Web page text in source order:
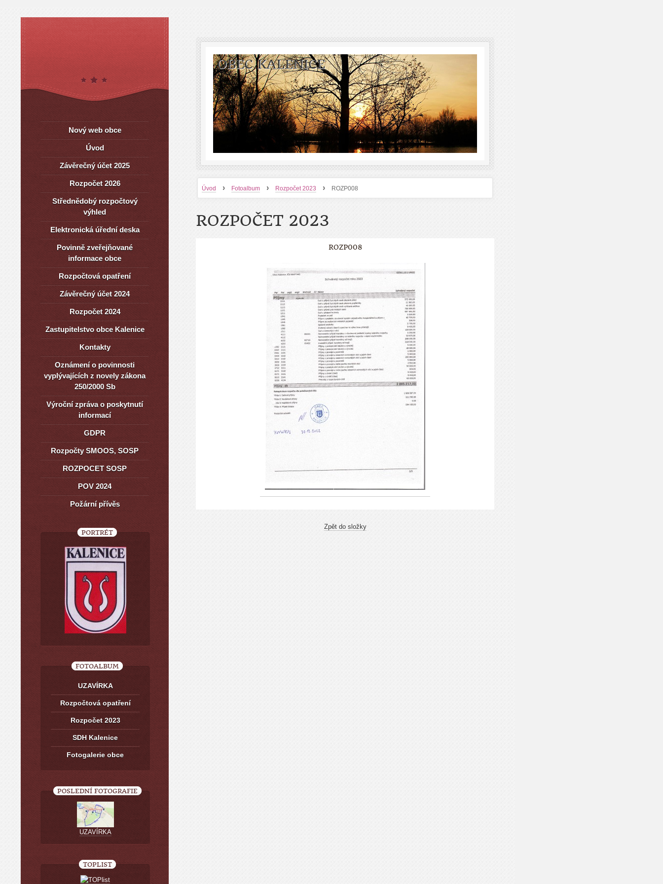
OBEC KALENICE
Úvod › Fotoalbum › Rozpočet 2023 › ROZP008
ROZPOČET 2023
ROZP008
Zpět do složky
Nový web obce
Úvod
Závěrečný účet 2025
Rozpočet 2026
Střednědobý rozpočtový
výhled
Elektronická úřední deska
Povinně zveřejňované
informace obce
Rozpočtová opatření
Závěrečný účet 2024
Rozpočet 2024
Zastupitelstvo obce Kalenice
Kontakty
Oznámení o povinnosti
vyplývajících z novely zákona
250/2000 Sb
Výroční zpráva o poskytnutí
informací
GDPR
Rozpočty SMOOS, SOSP
ROZPOCET SOSP
POV 2024
Požární přívěs
PORTRÉT
FOTOALBUM
UZAVÍRKA
Rozpočtová opatření
Rozpočet 2023
SDH Kalenice
Fotogalerie obce
POSLEDNÍ FOTOGRAFIE
UZAVÍRKA
TOPLIST